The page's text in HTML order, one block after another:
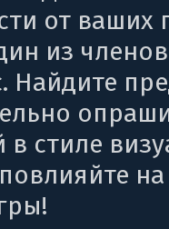
от ваших
из
Найдите
в стиле
на